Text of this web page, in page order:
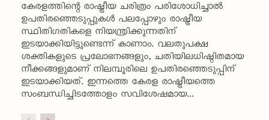
കേരളത്തിന്റെ രാഷ്ട്രീയ ചരിത്രം പരിശോധിച്ചാല്‍
ഉപതിരഞ്ഞെടുപ്പുകള്‍ പലപ്പോഴും രാഷ്ട്രീയ
സ്ഥിതിഗതികളെ നിയന്ത്രിക്കുന്നതിന്
ഇടയാക്കിയിട്ടുണ്ടെന്ന് കാണാം. വലതുപക്ഷ
ശക്തികളുടെ പ്രലോഭനങ്ങളും, ചതിയിലധിഷ്ഠിതമായ
നീക്കങ്ങളുമാണ് നിലമ്പൂരിലെ ഉപതിരഞ്ഞെടുപ്പിന്
ഇടയാക്കിയത്. ഇന്നത്തെ കേരള രാഷ്ട്രീയത്തെ
സംബന്ധിച്ചിടത്തോളം സവിശേഷമായ...